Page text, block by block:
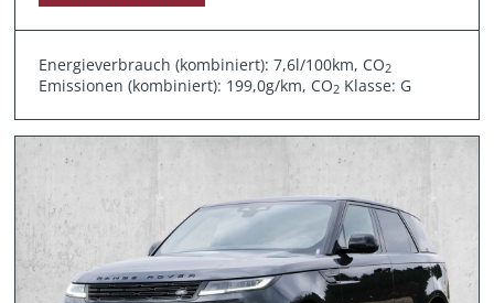
Energieverbrauch (kombiniert): 7,6l/100km, CO2
Emissionen (kombiniert): 199,0g/km, CO2 Klasse: G